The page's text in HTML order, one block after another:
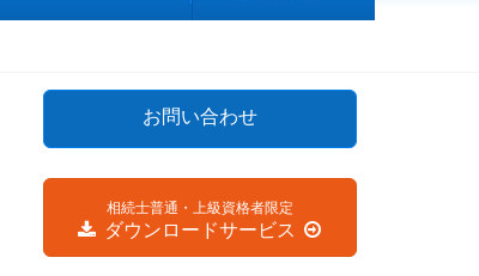
お問い合わせ
相続士普通・上級資格者限定
ダウンロードサービス